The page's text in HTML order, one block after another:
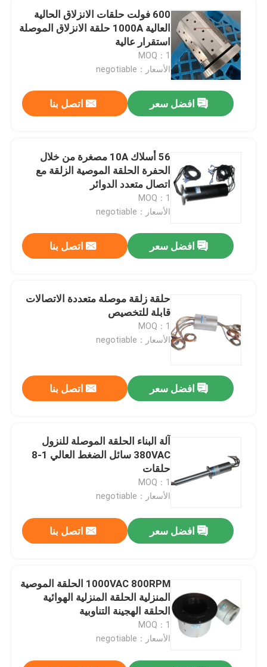
600 فولت حلقات الانزلاق الحالية
العالية 1000A حلقة الانزلاق الموصلة
استقرار عالية
MOQ：1
الأسعار：negotiable
افضل سعر اتصل بنا
56 أسلاك 10A مصغرة من خلال
الحفرة الحلقة الموصية الزلقة مع
اتصال متعدد الدوائر
MOQ：1
الأسعار：negotiable
افضل سعر اتصل بنا
حلقة زلقة موصلة متعددة الاتصالات
قابلة للتخصيص
MOQ：1
الأسعار：negotiable
افضل سعر اتصل بنا
آلة البناء الحلقة الموصلة للنزول
380VAC سائل الضغط العالي 1-8
حلقات
MOQ：1
الأسعار：negotiable
افضل سعر اتصل بنا
1000VAC 800RPM الحلقة الموصية
المنزلية الحلقة المنزلية الهوائية
الحلقة الهجينة التناوبية
MOQ：1
الأسعار：negotiable